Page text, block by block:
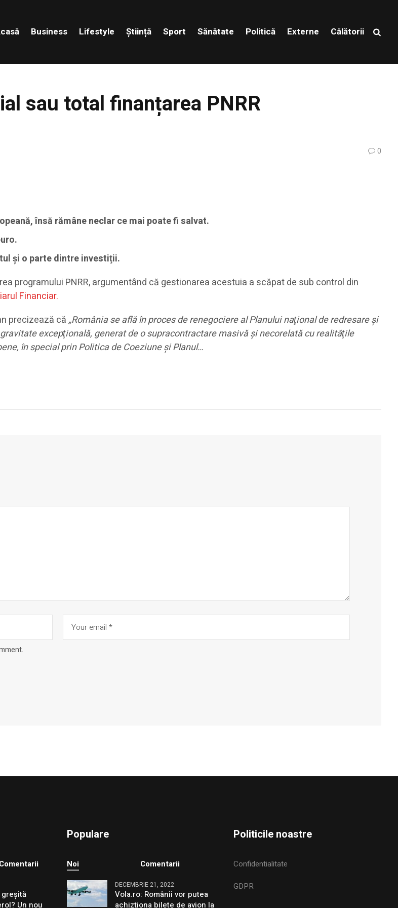
Business Lifestyle Știință Sport Sănătate Politică Externe Călătorii
sau total finanțarea PNRR
0
însă rămâne neclar ce mai poate fi salvat.
şi o parte dintre investiţii.
programului PNRR, argumentând că gestionarea acestuia a scăpat de sub control din
Financiar.
precizează că„România se află în proces de renegociere al Planului naţional de redresare şi
excepţională, generat de o supracontractare masivă şi necorelată cu realităţile
în special prin Politica de Coeziune şi Planul…
Comentarii
greșită
Un nou
Populare
Noi Comentarii
DECEMBRIE 21, 2022
Vola.ro: Românii vor putea
achizționa bilete de avion la
Politicile noastre
Confidentialitate
GDPR